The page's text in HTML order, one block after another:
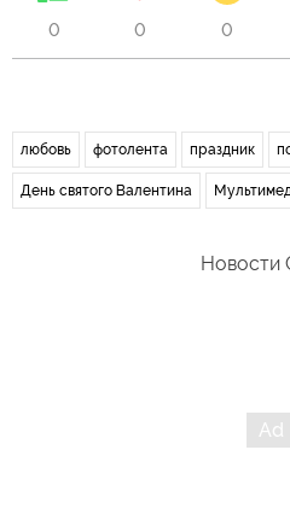
0 0 0
любовь фотолента праздник
День святого Валентина